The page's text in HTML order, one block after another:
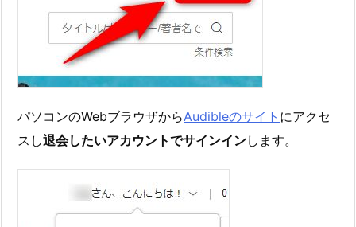
パソコンのWebブラウザからAudibleのサイト にアクセ
スし退会したいアカウントでサインインします。